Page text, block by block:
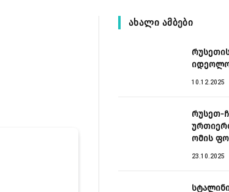
ᲐᲮᲐᲚᲘ ᲐᲛᲑᲔᲑᲘ
10.12.2025
რუსეთ-
ომის
23.10.2025